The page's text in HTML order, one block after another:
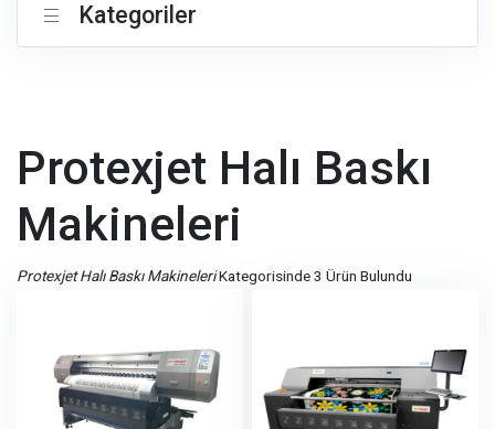
Kategoriler
Protexjet Halı Baskı
Makineleri
Protexjet Halı Baskı MakineleriKategorisinde 3 Ürün Bulundu